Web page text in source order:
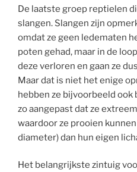
De laatste groep reptielen
slangen. Slangen zijn
omdat ze geen ledematen
poten gehad, maar in de
deze verloren en gaan ze
Maar dat is niet het enige
hebben ze bijvoorbeeld ook
zo aangepast dat ze
waardoor ze prooien
diameter) dan hun eigen
Het belangrijkste zintuig